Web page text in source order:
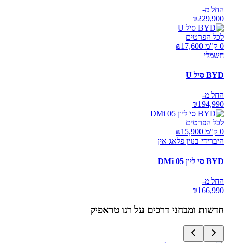
החל מ-
₪229,900
לכל הפרטים
0 ק"מ ₪
17,600
חשמלי
BYD סיל U
החל מ-
₪194,990
לכל הפרטים
0 ק"מ ₪
15,900
היברידי בנזין פלאג אין
BYD סי ליון 05 DMi
החל מ-
₪166,990
חדשות ומבחני דרכים על רנו טראפיק